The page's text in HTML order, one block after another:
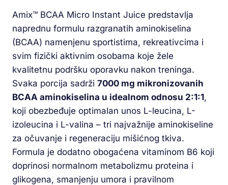
Amix™ BCAA Micro Instant Juice predstavlja
naprednu formulu razgranatih aminokiselina
(BCAA) namenjenu sportistima, rekreativcima i
svim fizički aktivnim osobama koje žele
kvalitetnu podršku oporavku nakon treninga.
Svaka porcija sadrži 7000 mg mikronizovanih
BCAA aminokiselina u idealnom odnosu 2:1:1,
koji obezbeđuje optimalan unos L-leucina, L-
izoleucina i L-valina – tri najvažnije aminokiseline
za očuvanje i regeneraciju mišićnog tkiva.
Formula je dodatno obogaćena vitaminom B6 koji
doprinosi normalnom metabolizmu proteina i
glikogena, smanjenju umora i pravilnom